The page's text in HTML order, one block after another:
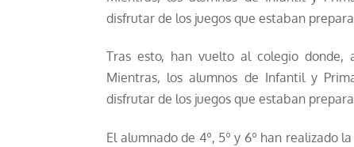
disfrutar de los juegos que estaban
Tras esto, han vuelto al colegio donde,
Mientras, los alumnos de Infantil y
disfrutar de los juegos que estaban
El alumnado de 4º, 5º y 6º han realizado